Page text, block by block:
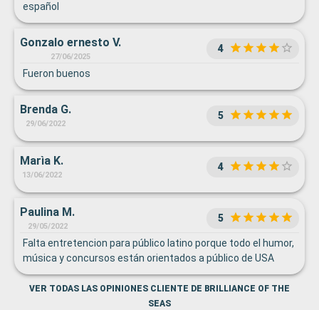
español
Gonzalo ernesto V.
27/06/2025
4
Fueron buenos
Brenda G.
29/06/2022
5
Marìa K.
13/06/2022
4
Paulina M.
29/05/2022
5
Falta entretencion para público latino porque todo el humor,
música y concursos están orientados a público de USA
VER TODAS LAS OPINIONES CLIENTE DE BRILLIANCE OF THE
SEAS